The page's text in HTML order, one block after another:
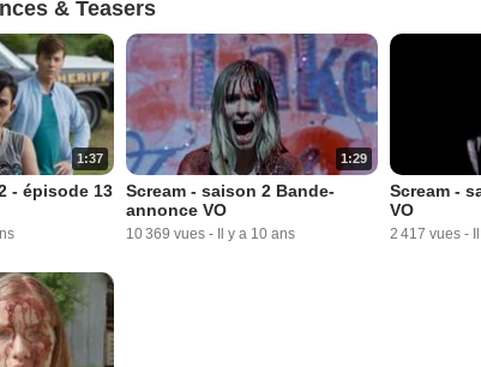
& Teasers
1:37
- épisode 13
1:29
Scream - saison 2 Bande-
annonce VO
10 369 vues - Il y a 10 ans
Scream -
VO
2 417 vues -